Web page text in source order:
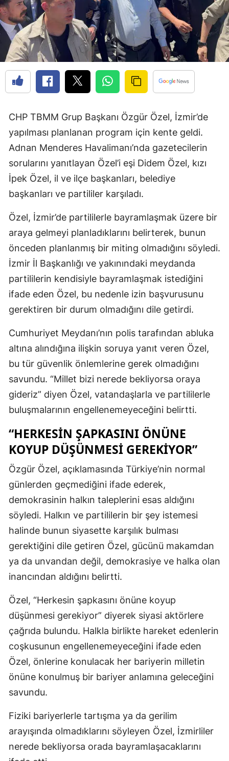
CHP TBMM Grup Başkanı Özgür Özel, İzmir’de
yapılması planlanan program için kente geldi.
Adnan Menderes Havalimanı’nda gazetecilerin
sorularını yanıtlayan Özel’i eşi Didem Özel, kızı
İpek Özel, il ve ilçe başkanları, belediye
başkanları ve partililer karşıladı.
Özel, İzmir’de partililerle bayramlaşmak üzere bir
araya gelmeyi planladıklarını belirterek, bunun
önceden planlanmış bir miting olmadığını söyledi.
İzmir İl Başkanlığı ve yakınındaki meydanda
partililerin kendisiyle bayramlaşmak istediğini
ifade eden Özel, bu nedenle izin başvurusunu
gerektiren bir durum olmadığını dile getirdi.
Cumhuriyet Meydanı’nın polis tarafından abluka
altına alındığına ilişkin soruya yanıt veren Özel,
bu tür güvenlik önlemlerine gerek olmadığını
savundu. “Millet bizi nerede bekliyorsa oraya
gideriz” diyen Özel, vatandaşlarla ve partililerle
buluşmalarının engellenemeyeceğini belirtti.
“HERKESIN ŞAPKASINI ÖNÜNE
KOYUP DÜŞÜNMESI GEREKIYOR”
Özgür Özel, açıklamasında Türkiye’nin normal
günlerden geçmediğini ifade ederek,
demokrasinin halkın taleplerini esas aldığını
söyledi. Halkın ve partililerin bir şey istemesi
halinde bunun siyasette karşılık bulması
gerektiğini dile getiren Özel, gücünü makamdan
ya da unvandan değil, demokrasiye ve halka olan
inancından aldığını belirtti.
Özel, “Herkesin şapkasını önüne koyup
düşünmesi gerekiyor” diyerek siyasi aktörlere
çağrıda bulundu. Halkla birlikte hareket edenlerin
coşkusunun engellenemeyeceğini ifade eden
Özel, önlerine konulacak her bariyerin milletin
önüne konulmuş bir bariyer anlamına geleceğini
savundu.
Fiziki bariyerlerle tartışma ya da gerilim
arayışında olmadıklarını söyleyen Özel, İzmirliler
nerede bekliyorsa orada bayramlaşacaklarını